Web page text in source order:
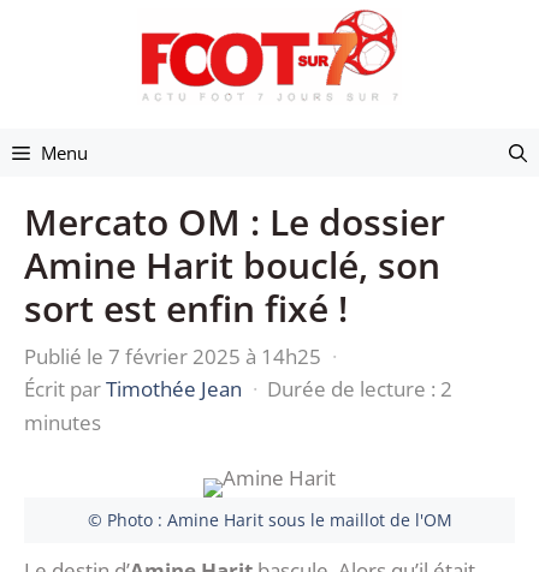
Menu
Mercato OM : Le dossier
Amine Harit bouclé, son
sort est enfin fixé !
Publié le 7 février 2025 à 14h25 ·
Écrit parTimothée Jean · Durée de lecture : 2
minutes
© Photo : Amine Harit sous le maillot de l'OM